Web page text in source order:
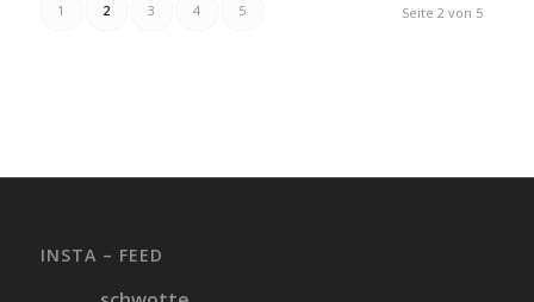
Seite 2 von 5
1 2 3 4 5
INSTA – FEED